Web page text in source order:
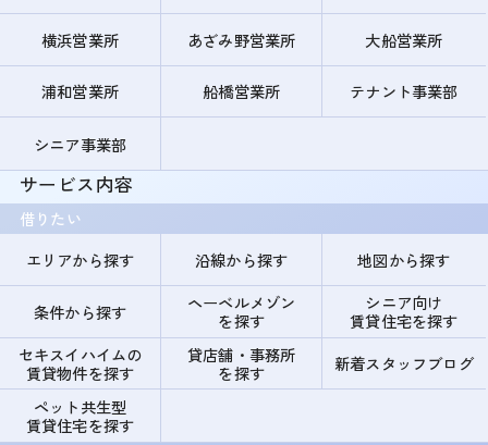
横浜営業所 あざみ野営業所 大船営業所
浦和営業所 船橋営業所 テナント事業部
シニア事業部
サービス内容
借りたい
エリアから探す
沿線から探す 地図から探す
条件から探す
ヘーベルメゾン
を探す
シニア向け
賃貸住宅を探す
セキスイハイムの
賃貸物件を探す
貸店舗・事務所
を探す
新着スタッフブログ
ペット共生型
賃貸住宅を探す